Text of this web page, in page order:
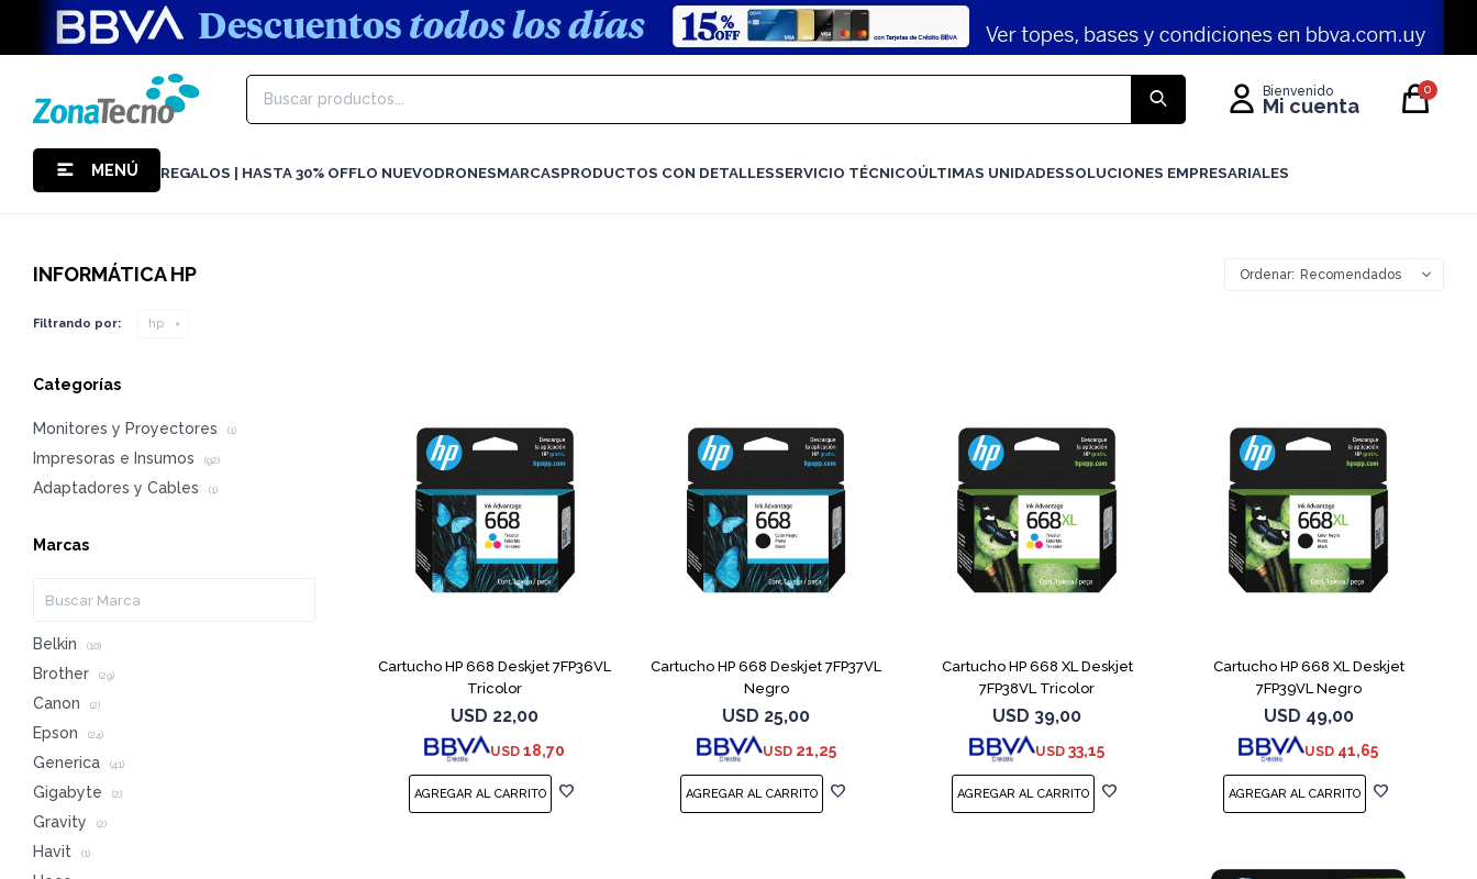
MENÚ REGALOS | HASTA 30% OFFLO NUEVODRONESMARCASPRODUCTOS CON DETALLESSERVICIO TÉCNICOÚLTIMAS UNIDADESSOLUCIONES EMPRESARIALES
0
INFORMÁTICA HP Recomendados
Filtrando por: hp
Cartucho HP 668 Deskjet 7FP36VL
Tricolor
USD 22,00
USD 18,70
Cartucho HP 668 Deskjet 7FP37VL
Negro
USD 25,00
USD 21,25
Cartucho HP 668 XL Deskjet
7FP38VL Tricolor
USD 39,00
USD 33,15
Cartucho HP 668 XL Deskjet
7FP39VL Negro
USD 49,00
USD 41,65
Categorías
Monitores y Proyectores (1)
Impresoras e Insumos (92)
Adaptadores y Cables (1)
Marcas
Belkin (10)
Brother (29)
Canon (2)
Epson (24)
Generica (41)
Gigabyte (2)
Gravity (2)
Havit (1)